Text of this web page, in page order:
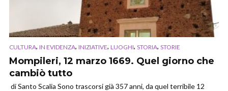
CULTURA, IN EVIDENZA, INIZIATIVE, LUOGHI, STORIA, STORIE
Mompileri, 12 marzo 1669. Quel giorno che
cambiò tutto
di Santo Scalia Sono trascorsi già 357 anni, da quel terribile 12